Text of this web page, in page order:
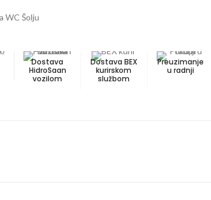
WC Šolju
Dostava
HidroSaan
vozilom
Dostava BEX
kurirskom
službom
Preuzimanje
u radnji